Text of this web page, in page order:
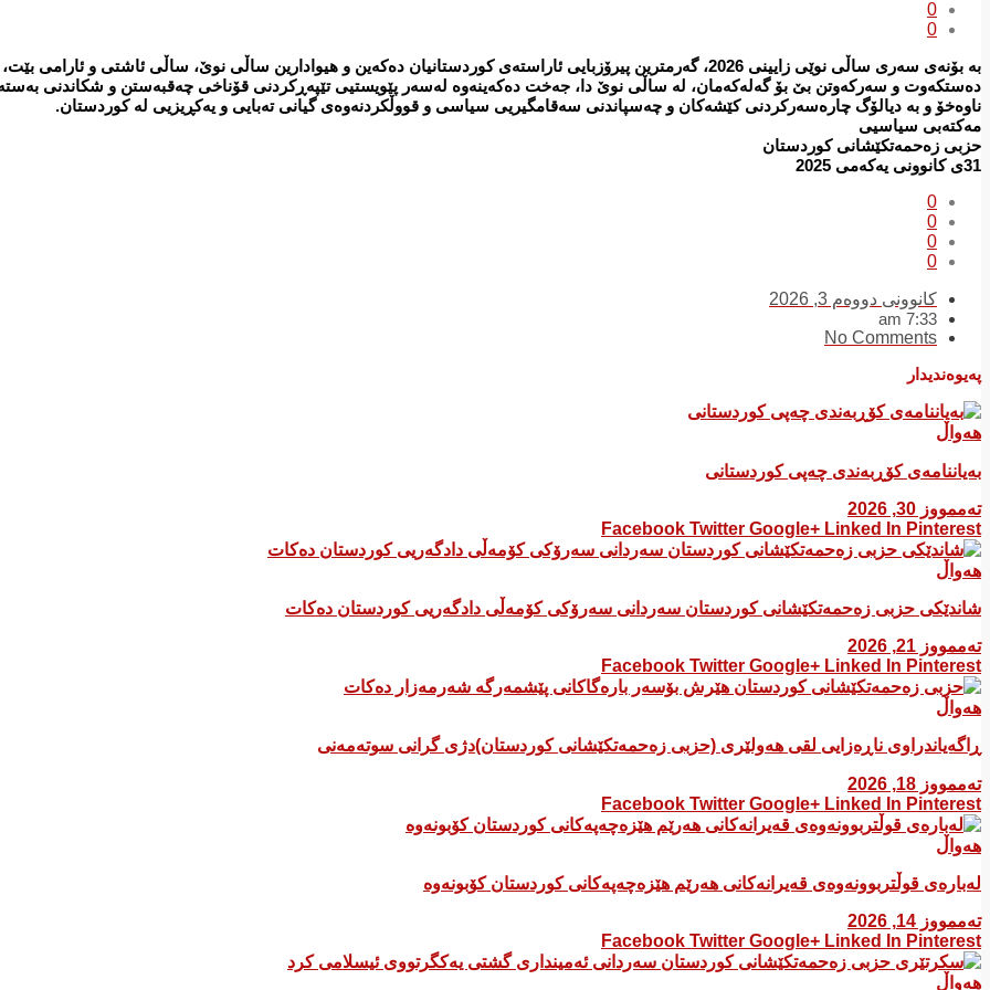
0
0
بە بۆنەی سەری ساڵی نوێی زایینی 2026، گەرمترین پیرۆزبایی ئاراستەی کوردستانیان دەكەین و هیوادارین ساڵی نوێ، ساڵی ئاشتی و ئارامی
دەستکەوت و سەرکەوتن بێ بۆ گەلەکەمان، لە ساڵی نوێ دا، جەخت دەکەینەوە لەسەر پێویستیی تێپەڕکردنی قۆناخی چەقبەستن و شکاندنی
ناوەخۆ و بە دیالۆگ چارەسەرکردنی کێشەکان و چەسپاندنی سەقامگیریی سیاسی و قووڵکردنەوەی گیانی تەبایی و یەکڕیزیی لە کوردستان.
مەکتەبی سیاسیی
حزبی زەحمەتکێشانی کوردستان
31ی کانوونی یەکەمی 2025
0
0
0
0
کانوونی دووەم 3, 2026
7:33 am
No Comments
پەیوەندیدار
هەواڵ
بەیاننامەی کۆڕبەندی چەپی کوردستانی
تەممووز 30, 2026
Facebook Twitter Google+ Linked In Pinterest
هەواڵ
شاندێکی حزبی زەحمەتکێشانی کوردستان سەردانی سەرۆکی کۆمەڵی دادگەریی کوردستان دەکات
تەممووز 21, 2026
Facebook Twitter Google+ Linked In Pinterest
هەواڵ
ڕاگەیاندراوی ناڕەزایی لقی هەولێری (حزبی زەحمەتکێشانی کوردستان)دژی گرانی سوتەمەنی
تەممووز 18, 2026
Facebook Twitter Google+ Linked In Pinterest
هەواڵ
لەبارەی قوڵتربوونەوەی قەیرانەكانی هەرێم هێزەچەپەكانی كوردستان كۆبونەوە
تەممووز 14, 2026
Facebook Twitter Google+ Linked In Pinterest
هەواڵ